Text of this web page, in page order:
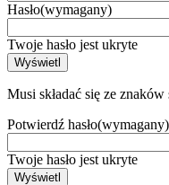
Hasło(wymagany)
Twoje hasło jest ukryte
Wyświetl
Musi składać się ze
Potwierdź hasło(wymagany)
Twoje hasło jest ukryte
Wyświetl